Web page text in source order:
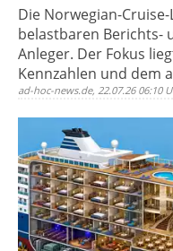
Die Norwegian-
belastbaren Berichts-
Anleger. Der Fokus
Kennzahlen und dem
ad-hoc-news.de, 22.07.26 06:10